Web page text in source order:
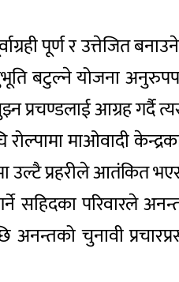
पूर्ण र उत्तेजित
बटुल्ने योजना
प्रचण्डलाई आग्रह गर्दै
रोल्पामा माओवादी
उल्टै प्रहरीले आतंकित
सहिदका परिवारले
अनन्तको चुनावी